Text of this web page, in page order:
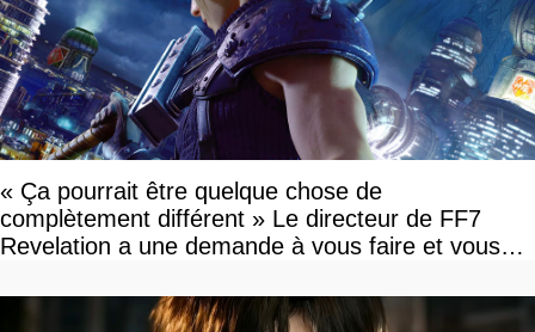
« Ça pourrait être quelque chose de
complètement différent » Le directeur de FF7
Revelation a une demande à vous faire et vous